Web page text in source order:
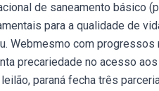
de saneamento básico
para a qualidade de
Webmesmo com
precariedade no acesso
paraná fecha três